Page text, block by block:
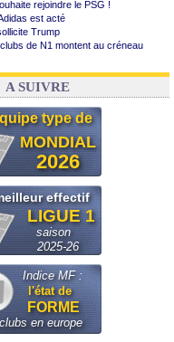
rejoindre le PSG !
est acté
Trump
de N1 montent au créneau
de Leipzig pour Diomandé
A SUIVRE
type de
MONDIAL
2026
effectif
LIGUE 1
saison
2025-26
Indice MF :
l'état de
FORME
en europe